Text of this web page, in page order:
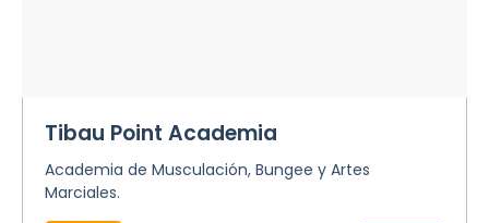
Tibau Point Academia
Academia de Musculación, Bungee y Artes
Marciales.